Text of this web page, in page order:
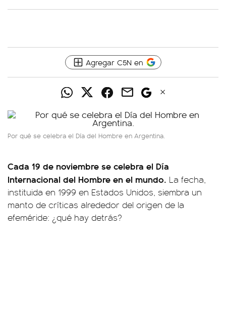
Agregar C5N en
Por qué se celebra el Día del Hombre en Argentina.
Cada 19 de noviembre se celebra el Día
Internacional del Hombre en el mundo. La fecha,
instituida en 1999 en Estados Unidos, siembra un
manto de críticas alrededor del origen de la
efeméride: ¿qué hay detrás?